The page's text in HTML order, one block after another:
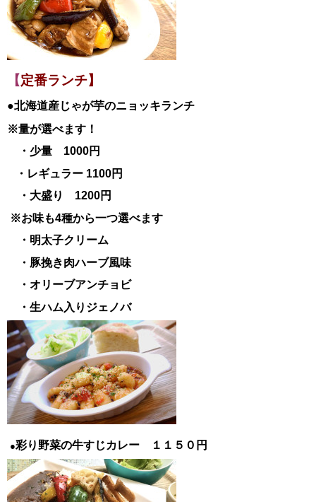
【定番ランチ】
●北海道産じゃが芋のニョッキランチ
※量が選べます！
・少量 1000円
・レギュラー 1100円
・大盛り 1200円
※お味も4種から一つ選べます
・明太子クリーム
・豚挽き肉ハーブ風味
・オリーブアンチョビ
・生ハム入りジェノバ
●彩り野菜の牛すじカレー １１５０円